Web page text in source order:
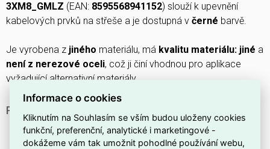
3XM8_GMLZ (EAN: 8595568941152) slouží k upevnění
kabelových prvků na střeše a je dostupná v černé barvě.
Je vyrobena z jiného materiálu, má kvalitu materiálu: jiné a
není z nerezové oceli, což ji činí vhodnou pro aplikace
vyžadující alternativní materiály.
PROČ SI VYBRAT TUTO PODPĚRNOU PODLOŽKU?
Diskrétní černé provedení, které nenápadně ladí se
střešními krytinami:černá
Informace o cookies
Kliknutím na Souhlasím se vším budou uloženy cookies
funkční, preferenční, analytické i marketingové -
dokážeme vám tak umožnit pohodlné používání webu,